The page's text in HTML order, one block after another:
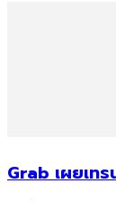
Grab เผยเท